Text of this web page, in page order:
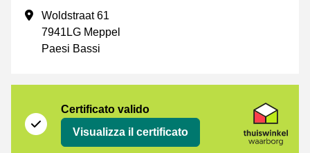
Indirizzo commerciale
Woldstraat 61
7941LG Meppel
Paesi Bassi
Certificato valido
Visualizza il certificato